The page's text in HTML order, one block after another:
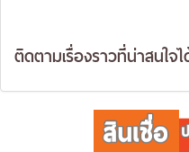
ติดตามเรื่องราวที่น่าสนใจ